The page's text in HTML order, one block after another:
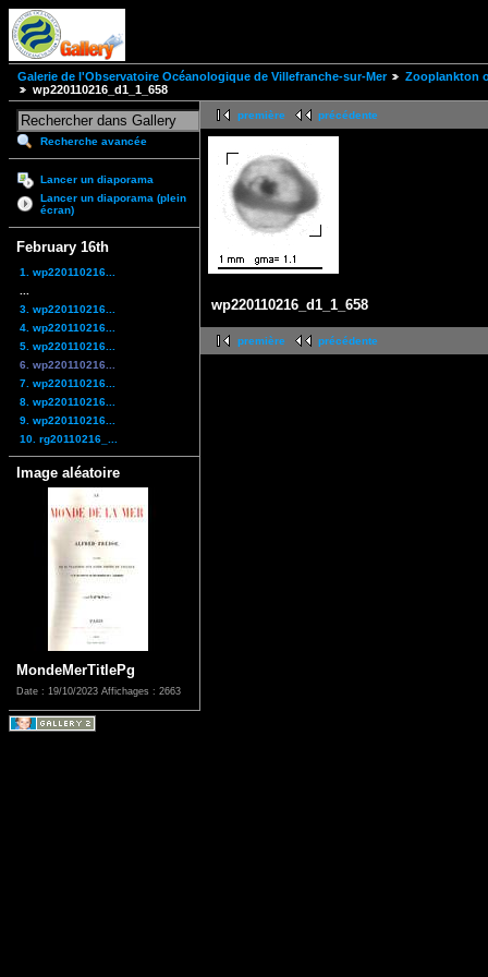
Galerie de l'Observatoire Océanologique de Villefranche-sur-Mer
Zooplankton
wp220110216_d1_1_658
Recherche avancée
Lancer un diaporama
Lancer un diaporama (plein
écran)
February 16th
1. wp220110216...
3. wp220110216...
4. wp220110216...
5. wp220110216...
6. wp220110216...
7. wp220110216...
8. wp220110216...
9. wp220110216...
10. rg20110216_...
Image aléatoire
MondeMerTitlePg
Date : 19/10/2023 Affichages : 2663
première précédente
wp220110216_d1_1_658
première précédente